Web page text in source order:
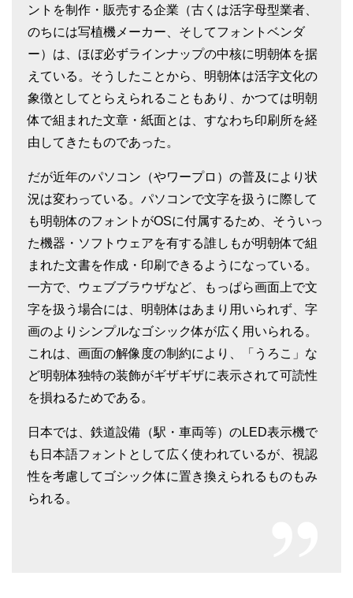
ントを制作・販売する企業（古くは活字母型業者、
のちには写植機メーカー、そしてフォントベンダ
ー）は、ほぼ必ずラインナップの中核に明朝体を据
えている。そうしたことから、明朝体は活字文化の
象徴としてとらえられることもあり、かつては明朝
体で組まれた文章・紙面とは、すなわち印刷所を経
由してきたものであった。
だが近年のパソコン（やワープロ）の普及により状
況は変わっている。パソコンで文字を扱うに際して
も明朝体のフォントがOSに付属するため、そういっ
た機器・ソフトウェアを有する誰しもが明朝体で組
まれた文書を作成・印刷できるようになっている。
一方で、ウェブブラウザなど、もっぱら画面上で文
字を扱う場合には、明朝体はあまり用いられず、字
画のよりシンプルなゴシック体が広く用いられる。
これは、画面の解像度の制約により、「うろこ」な
ど明朝体独特の装飾がギザギザに表示されて可読性
を損ねるためである。
日本では、鉄道設備（駅・車両等）のLED表示機で
も日本語フォントとして広く使われているが、視認
性を考慮してゴシック体に置き換えられるものもみ
られる。